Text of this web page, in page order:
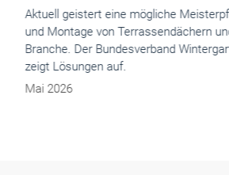
Aktuell geistert eine mögliche
und Montage von Terrassendächern und
Branche. Der Bundesverband
zeigt Lösungen auf.
Mai 2026